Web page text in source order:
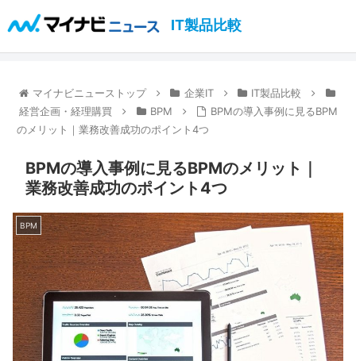
IT製品比較
マイナビニューストップ 企業IT
IT製品比較
経営企画・経理購買
BPM
BPMの導入事例に見るBPM
のメリット｜業務改善成功のポイント4つ
BPMの導入事例に見るBPMのメリット｜
業務改善成功のポイント4つ
BPM